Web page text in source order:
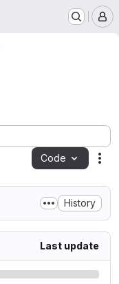
Code
History
Last update